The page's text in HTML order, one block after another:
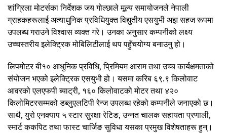
शांग्रिला मोटर्सका निर्देशक जय गोल्छाले मूल्य समायोजनले नेपाली
ग्राहकहरूलाई अत्याधुनिक प्रविधियुक्त विद्युतीय एसयुभी अझ सहज रूपमा
उपलब्ध गराउने विश्वास व्यक्त गरे। उनका अनुसार कम्पनीको लक्ष्य
उच्चस्तरीय इलेक्ट्रिक मोबिलिटीलाई थप पहुँचयोग्य बनाउनु हो।
लिपमोटर बी१० आधुनिक प्रविधि, प्रिमियम आराम तथा उच्च कार्यक्षमताको
संयोजन भएको इलेक्ट्रिक एसयुभी हो। यसमा करिब ६९.९ किलोवाट
आवरको एलएफपी ब्याट्री, १६० किलोवाटको मोटर तथा ४२०
किलोमिटरसम्मको डब्लुएलटिपी रेन्ज उपलब्ध रहेको कम्पनीले जनाएको छ।
साथै, युरो एनक्याप ५ स्टार सुरक्षा रेटिङ, उन्नत चालक सहायता प्रणाली,
स्मार्ट ककपिट तथा फास्ट चार्जिङ सुविधा यसका प्रमुख विशेषताहरू हुन्।